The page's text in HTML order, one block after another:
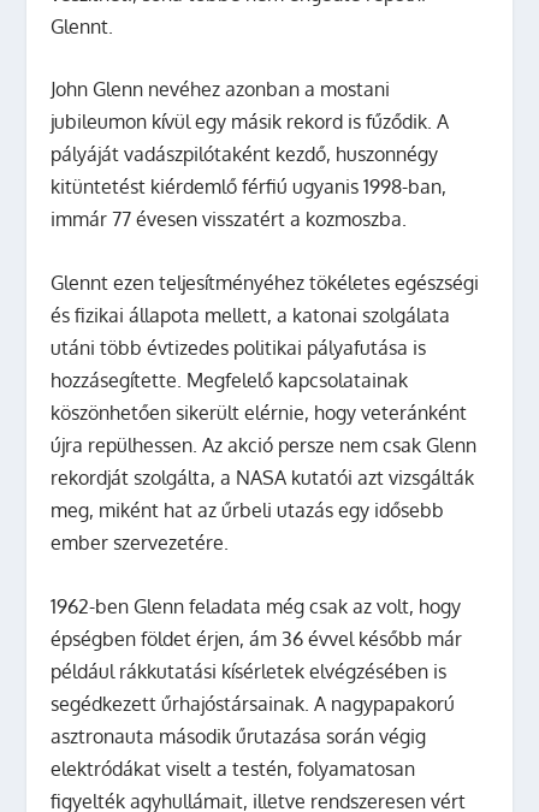
Glennt.
John Glenn nevéhez azonban a mostani
jubileumon kívül egy másik rekord is fűződik. A
pályáját vadászpilótaként kezdő, huszonnégy
kitüntetést kiérdemlő férfiú ugyanis 1998-ban,
immár 77 évesen visszatért a kozmoszba.
Glennt ezen teljesítményéhez tökéletes egészségi
és fizikai állapota mellett, a katonai szolgálata
utáni több évtizedes politikai pályafutása is
hozzásegítette. Megfelelő kapcsolatainak
köszönhetően sikerült elérnie, hogy veteránként
újra repülhessen. Az akció persze nem csak Glenn
rekordját szolgálta, a NASA kutatói azt vizsgálták
meg, miként hat az űrbeli utazás egy idősebb
ember szervezetére.
1962-ben Glenn feladata még csak az volt, hogy
épségben földet érjen, ám 36 évvel később már
például rákkutatási kísérletek elvégzésében is
segédkezett űrhajóstársainak. A nagypapakorú
asztronauta második űrutazása során végig
elektródákat viselt a testén, folyamatosan
figyelték agyhullámait, illetve rendszeresen vért